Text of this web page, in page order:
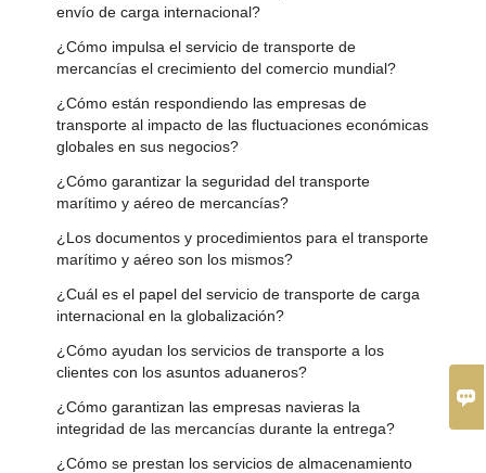

envío de carga internacional?
¿Cómo impulsa el servicio de transporte de
mercancías el crecimiento del comercio mundial?
¿Cómo están respondiendo las empresas de
transporte al impacto de las fluctuaciones económicas
globales en sus negocios?
¿Cómo garantizar la seguridad del transporte
marítimo y aéreo de mercancías?
¿Los documentos y procedimientos para el transporte
marítimo y aéreo son los mismos?
¿Cuál es el papel del servicio de transporte de carga
internacional en la globalización?
¿Cómo ayudan los servicios de transporte a los
clientes con los asuntos aduaneros?
¿Cómo garantizan las empresas navieras la
integridad de las mercancías durante la entrega?
¿Cómo se prestan los servicios de almacenamiento